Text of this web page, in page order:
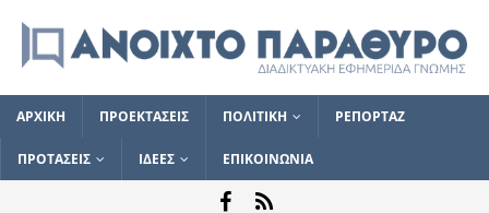
ΑΡΧΙΚΗ ΠΡΟΕΚΤΑΣΕΙΣ ΠΟΛΙΤΙΚΗ ΡΕΠΟΡΤΑΖ
ΠΡΟΤΑΣΕΙΣ ΙΔΕΕΣ ΕΠΙΚΟΙΝΩΝΙΑ